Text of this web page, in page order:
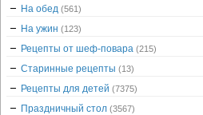
На обед (561)
На ужин (123)
Рецепты от шеф-повара (215)
Старинные рецепты (13)
Рецепты для детей (7375)
Праздничный стол (3567)